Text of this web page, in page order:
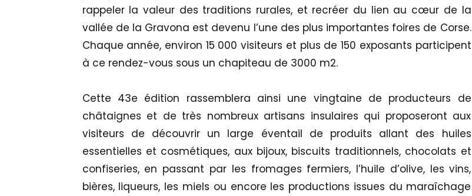
rappeler la valeur des traditions rurales, et recréer du lien au cœur de la
vallée de la Gravona est devenu l’une des plus importantes foires de Corse.
Chaque année, environ 15 000 visiteurs et plus de 150 exposants participent
à ce rendez-vous sous un chapiteau de 3000 m2.
Cette 43e édition rassemblera ainsi une vingtaine de producteurs de
châtaignes et de très nombreux artisans insulaires qui proposeront aux
visiteurs de découvrir un large éventail de produits allant des huiles
essentielles et cosmétiques, aux bijoux, biscuits traditionnels, chocolats et
confiseries, en passant par les fromages fermiers, l’huile d’olive, les vins,
bières, liqueurs, les miels ou encore les productions issues du maraîchage